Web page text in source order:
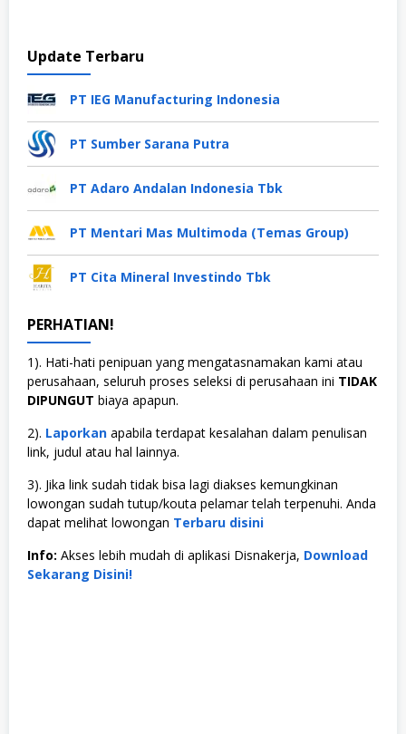
Update Terbaru
PT IEG Manufacturing Indonesia
PT Sumber Sarana Putra
PT Adaro Andalan Indonesia Tbk
PT Mentari Mas Multimoda (Temas Group)
PT Cita Mineral Investindo Tbk
PERHATIAN!
1). Hati-hati penipuan yang mengatasnamakan kami atau
perusahaan, seluruh proses seleksi di perusahaan ini TIDAK
DIPUNGUT biaya apapun.
2). Laporkan apabila terdapat kesalahan dalam penulisan
link, judul atau hal lainnya.
3). Jika link sudah tidak bisa lagi diakses kemungkinan
lowongan sudah tutup/kouta pelamar telah terpenuhi. Anda
dapat melihat lowongan Terbaru disini
Info: Akses lebih mudah di aplikasi Disnakerja, Download
Sekarang Disini!